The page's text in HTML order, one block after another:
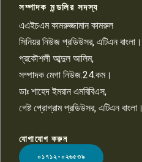
১০
LOGO
সম্পাদক মন্ডলির সদস্য
এএইচএম কামরুজ্জামান কামরুল
সিনিয়র নিউজ প্রডিউসর, এটিএন বাংলা।
প্রকৌশলী আব্দুল আলিম,
সম্পাদক মেগা নিউজ.24.কম।
ডাঃ শাহেদ ইমরান এমবিবিএস,
গেষ্ট প্রোগ্রাম প্রডিউসর, এটিএন বাংলা।
যোগাযোগ করুন
০১৭১২-০২৬৫৩৯